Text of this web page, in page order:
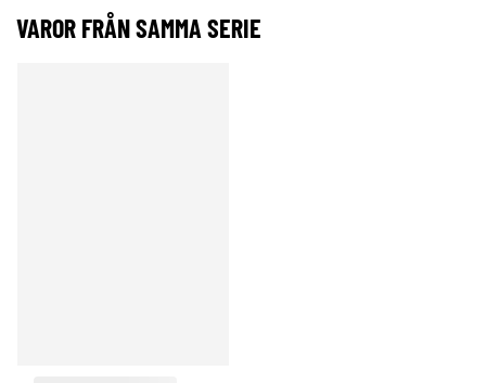
VAROR FRÅN SAMMA SERIE